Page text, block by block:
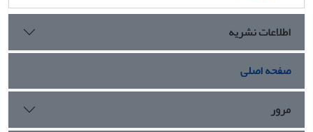
اطلاعات نشریه
صفحه اصلی
مرور